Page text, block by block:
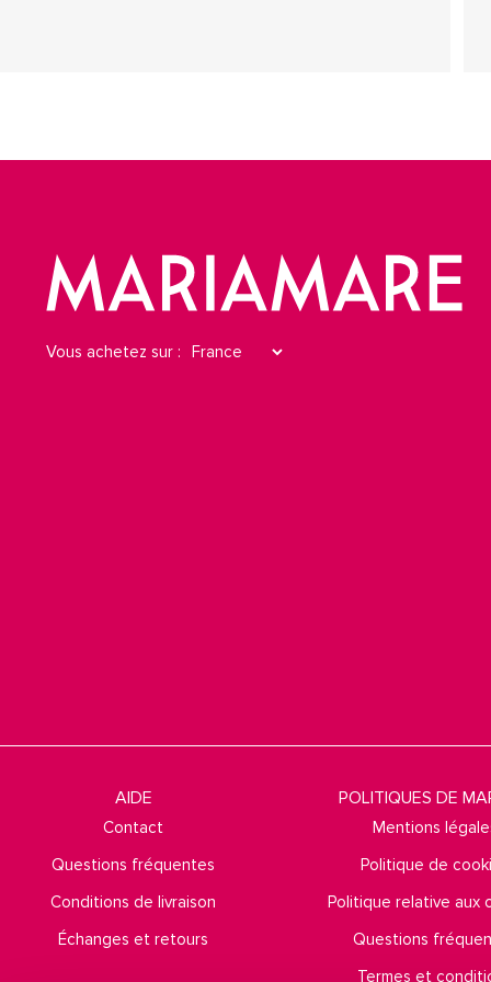
Vous achetez sur :
AIDE
Contact
Questions fréquentes
Conditions de livraison
Échanges et retours
POLITIQUES DE
Mentions
Politique de
Politique relative aux
Questions
Termes et